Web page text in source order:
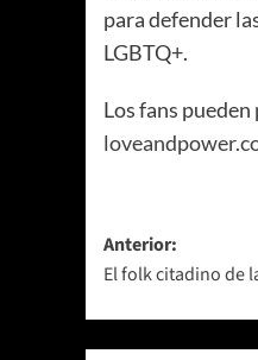
para defender
LGBTQ+.
Los fans
de
entradas
Anterior:
El folk citadino de